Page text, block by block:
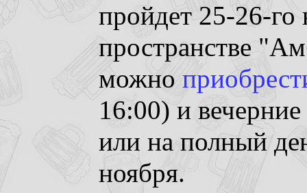
пройдет 25-26-
пространстве
можно
16:00) и
или на полный
ноября.